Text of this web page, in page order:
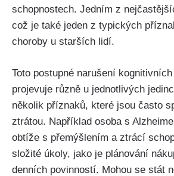
schopnostech. Jedním z
což je také jeden z typických
choroby u starších lidí.
Toto postupné narušení
projevuje různě u jednotlivých
několik příznaků, které jsou často
ztrátou. Například osoba s
obtíže s přemýšlením a ztrácí
složité úkoly, jako je plánování
denních povinností. Mohou se stát